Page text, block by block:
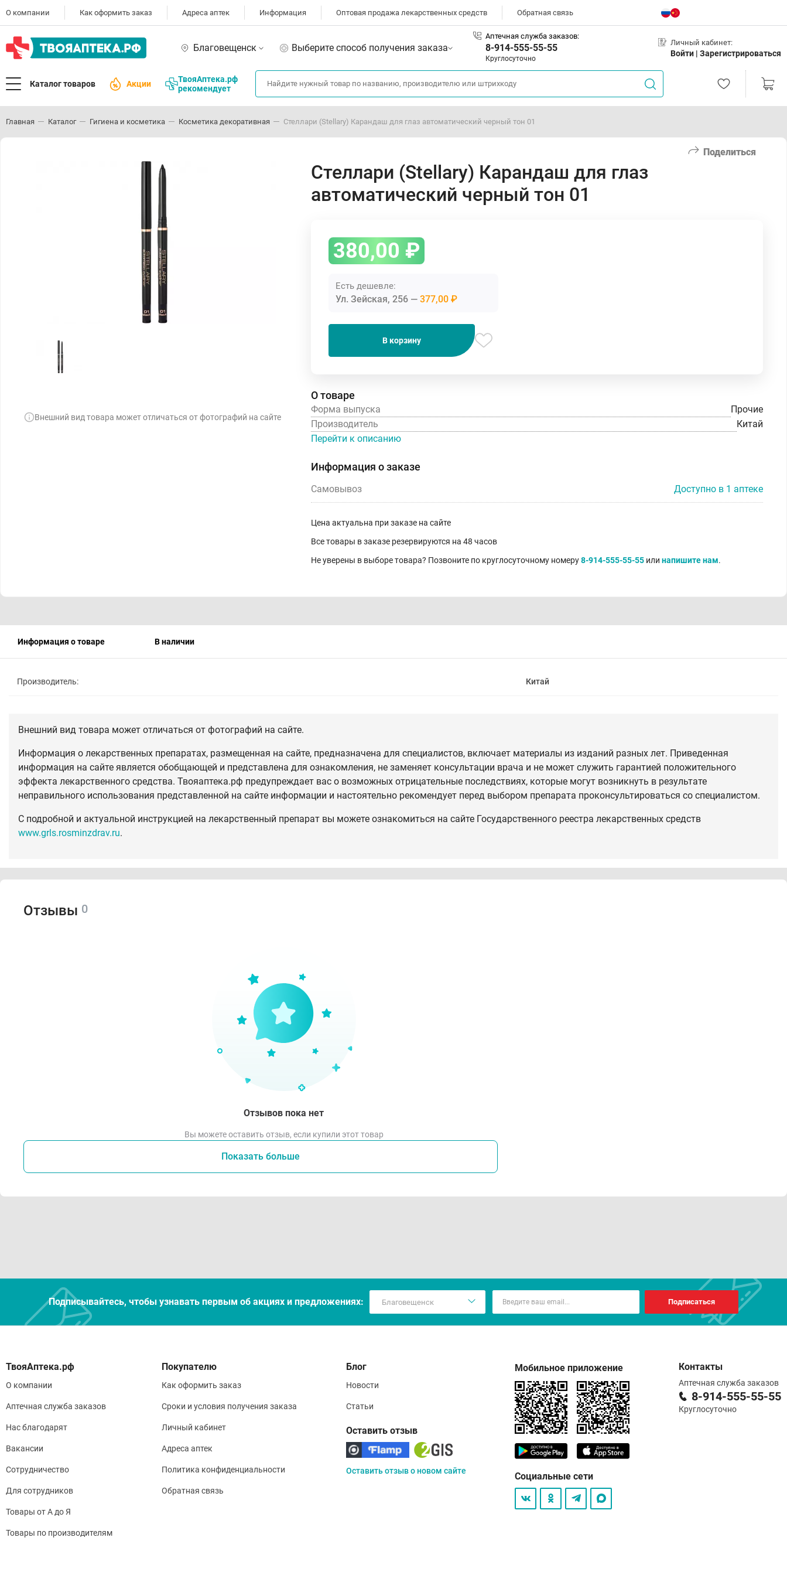
О компании Как оформить заказ Адреса аптек Информация Оптовая продажа лекарственных средств Обратная связь
Благовещенск Выберите способ получения заказа
Аптечная служба заказов:
8-914-555-55-55
Круглосуточно
Личный кабинет:
Войти | Зарегистрироваться
Каталог товаров Акции
ТвояАптека.рф
рекомендует
Главная Каталог Гигиена и косметика Косметика декоративная Стеллари (Stellary) Карандаш для глаз автоматический черный тон 01
Поделиться
Внешний вид товара может отличаться от фотографий на сайте
Стеллари (Stellary) Карандаш для глаз
автоматический черный тон 01
380,00 ₽
Есть дешевле:
Ул. Зейская, 256 377,00 ₽
В корзину
О товаре
Форма выпуска
Прочие
Производитель
Китай
Перейти к описанию
Информация о заказе
Самовывоз Доступно в 1 аптеке
Цена актуальна при заказе на сайте
Все товары в заказе резервируются на 48 часов
Не уверены в выборе товара? Позвоните по круглосуточному номеру8-914-555-55-55 или напишите нам.
Информация о товаре В наличии
Производитель: Китай
Внешний вид товара может отличаться от фотографий на сайте.
Информация о лекарственных препаратах, размещенная на сайте, предназначена для специалистов, включает материалы из изданий разных лет. Приведенная
информация на сайте является обобщающей и представлена для ознакомления, не заменяет консультации врача и не может служить гарантией положительного
эффекта лекарственного средства. Твояаптека.рф предупреждает вас о возможных отрицательные последствиях, которые могут возникнуть в результате
неправильного использования представленной на сайте информации и настоятельно рекомендует перед выбором препарата проконсультироваться со специалистом.
С подробной и актуальной инструкцией на лекарственный препарат вы можете ознакомиться на сайте Государственного реестра лекарственных средств
www.grls.rosminzdrav.ru.
Отзывы 0
Отзывов пока нет
Вы можете оставить отзыв, если купили этот товар
Показать больше
Подписывайтесь, чтобы узнавать первым об акцияx и предложениях: Подписаться
О компании
Аптечная служба заказов
Нас благодарят
Вакансии
Сотрудничество
Для сотрудников
Товары от А до Я
Товары по производителям
Покупателю
Как оформить заказ
Сроки и условия получения заказа
Личный кабинет
Адреса аптек
Политика конфиденциальности
Обратная связь
Блог
Новости
Статьи
Оставить отзыв
Оставить отзыв о новом сайте
Мобильное приложение
Социальные сети
Контакты
Аптечная служба заказов
8-914-555-55-55
Круглосуточно